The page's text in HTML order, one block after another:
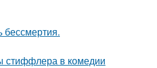
бессмертия.
стиффлера в комедии